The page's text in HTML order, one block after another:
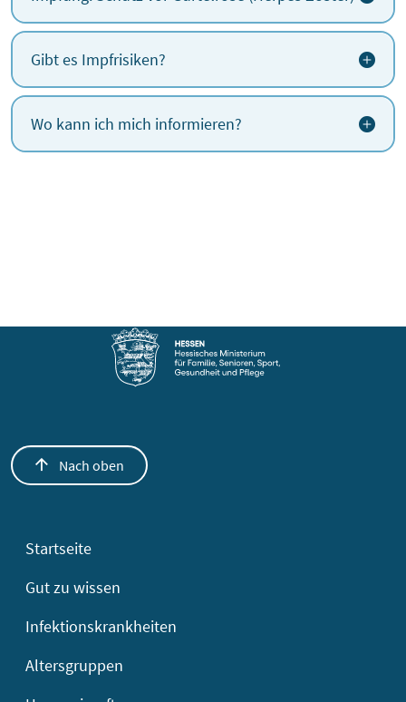
Gibt es Impfrisiken?
Wo kann ich mich informieren?
Startseite
Gut zu wissen
Infektionskrankheiten
Altersgruppen
Nach oben